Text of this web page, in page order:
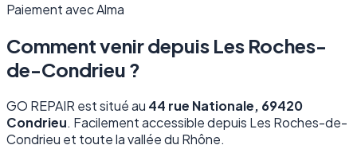
Paiement avec Alma
Comment venir depuis Les Roches-
de-Condrieu ?
GO REPAIR est situé au 44 rue Nationale, 69420
Condrieu. Facilement accessible depuis Les Roches-de-
Condrieu et toute la vallée du Rhône.